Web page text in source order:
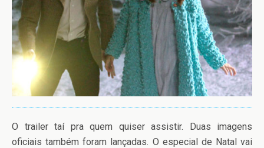
O trailer taí pra quem quiser assistir. Duas imagens
oficiais também foram lançadas. O especial de Natal vai